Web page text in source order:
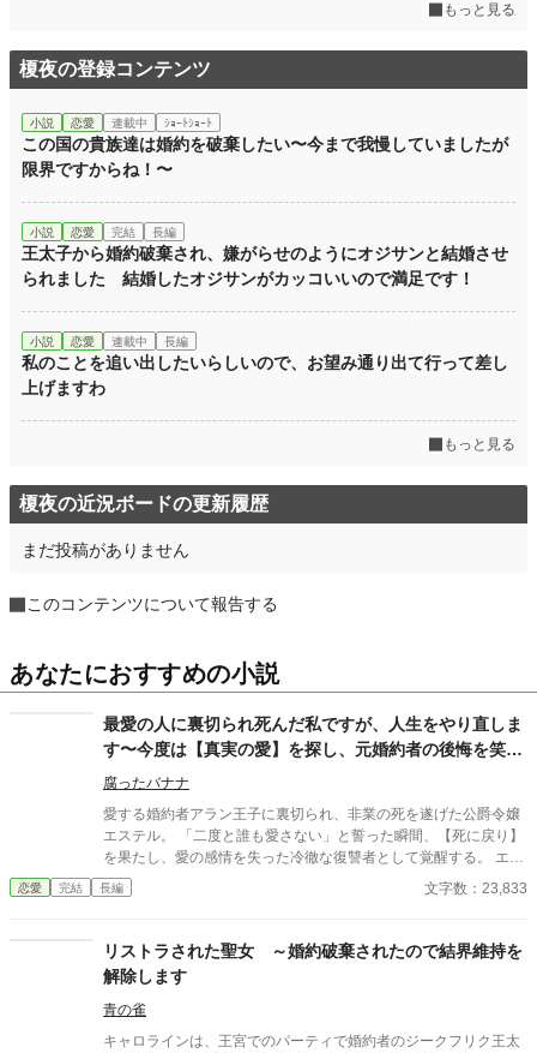
もっと見る
榎夜の登録コンテンツ
小説 恋愛 連載中 ｼｮｰﾄｼｮｰﾄ
この国の貴族達は婚約を破棄したい〜今まで我慢していましたが
限界ですからね！〜
小説 恋愛 完結 長編
王太子から婚約破棄され、嫌がらせのようにオジサンと結婚させ
られました 結婚したオジサンがカッコいいので満足です！
小説 恋愛 連載中 長編
私のことを追い出したいらしいので、お望み通り出て行って差し
上げますわ
もっと見る
榎夜の近況ボードの更新履歴
まだ投稿がありません
このコンテンツについて報告する
あなたにおすすめの小説
最愛の人に裏切られ死んだ私ですが、人生をやり直しま
す〜今度は【真実の愛】を探し、元婚約者の後悔を笑っ
て見届ける〜
腐ったバナナ
愛する婚約者アラン王子に裏切られ、非業の死を遂げた公爵令嬢
エステル。 「二度と誰も愛さない」と誓った瞬間、【死に戻り】
を果たし、愛の感情を失った冷徹な復讐者として覚醒する。 エス
テルの標的は、自分を裏切った元婚約者と仲間たち。彼女は未来
の知識を武器に、王国の影の支配者ノア宰相と接触。「私の知性
恋愛 完結 長編 文字数：23,833
リストラされた聖女 ～婚約破棄されたので結界維持を
解除します
青の雀
キャロラインは、王宮でのパーティで婚約者のジークフリク王太